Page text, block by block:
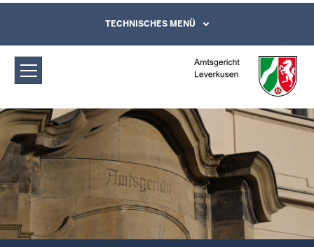
Amtsgericht Leverkusen:
Sitzungstermine
Direkt zum Inhalt
Leichte Sprache, Gebärdensprachenvideo
und Kontaktformular
TECHNISCHES MENÜ